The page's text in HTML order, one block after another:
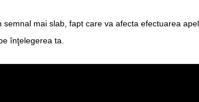
mai slab, fapt care va afecta efectuarea
înţelegerea ta.